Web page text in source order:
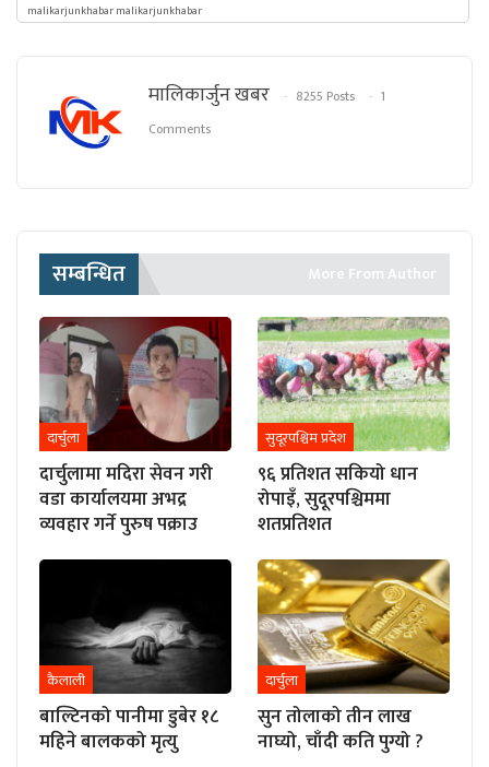
malikarjunkhabar malikarjunkhabar
मालिकार्जुन खबर 8255 Posts
1
Comments
सम्बन्धित More From Author
दार्चुला
दार्चुलामा मदिरा सेवन गरी
वडा कार्यालयमा अभद्र
व्यवहार गर्ने पुरुष पक्राउ
सुदूरपश्चिम प्रदेश
९६ प्रतिशत सकियो धान
रोपाइँ, सुदूरपश्चिममा
शतप्रतिशत
कैलाली
बाल्टिनको पानीमा डुबेर १८
महिने बालकको मृत्यु
दार्चुला
सुन तोलाको तीन लाख
नाघ्यो, चाँदी कति पुग्यो ?